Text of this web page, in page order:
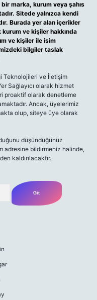
marka, kurum veya şahıs
Sitede yalnızca kendi
Burada yer alan içerikler
ve kişiler hakkında
ve kişiler ile isim
bilgiler taslak
Teknolojileri ve İletişim
Sağlayıcı olarak hizmet
proaktif olarak denetleme
Ancak, üyelerimiz
olup, siteye üye olarak
düşündüğünüz
adresine bildirmeniz halinde,
kaldırılacaktır.